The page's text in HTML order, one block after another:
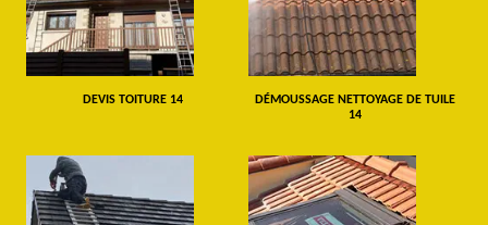
DEVIS TOITURE 14
DÉMOUSSAGE NETTOYAGE DE TUILE
14